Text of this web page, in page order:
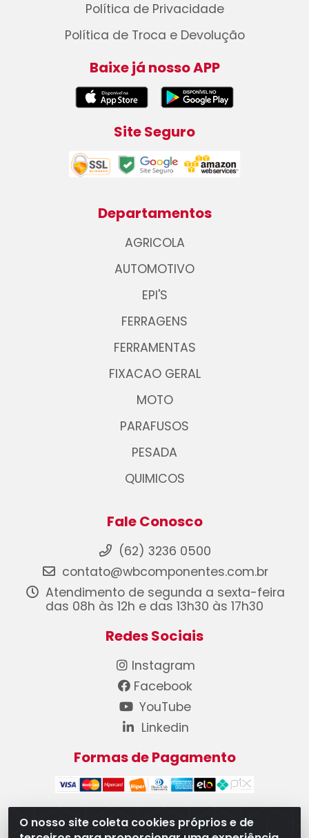
O nosso site coleta cookies próprios e de
Política de Privacidade
Política de Troca e Devolução
Baixe já nosso APP
Site Seguro
Departamentos
AGRICOLA
AUTOMOTIVO
EPI'S
FERRAGENS
FERRAMENTAS
FIXACAO GERAL
MOTO
PARAFUSOS
PESADA
QUIMICOS
Fale Conosco
(62) 3236 0500
contato@wbcomponentes.com.br
Atendimento de segunda a sexta-feira
das 08h às 12h e das 13h30 às 17h30
Redes Sociais
Instagram
Facebook
YouTube
Linkedin
Formas de Pagamento